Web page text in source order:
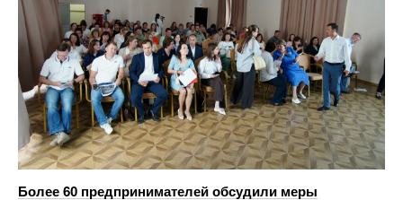
Более 60 предпринимателей обсудили меры